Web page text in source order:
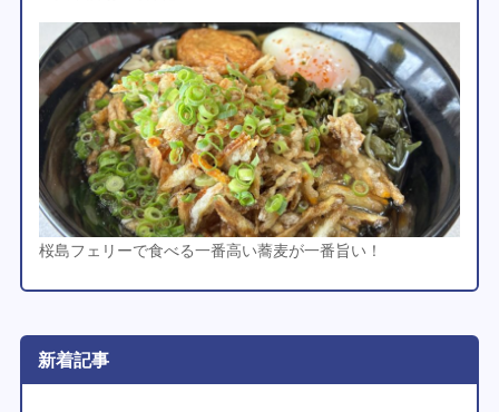
桜島フェリーで食べる一番高い蕎麦が一番旨い！
新着記事